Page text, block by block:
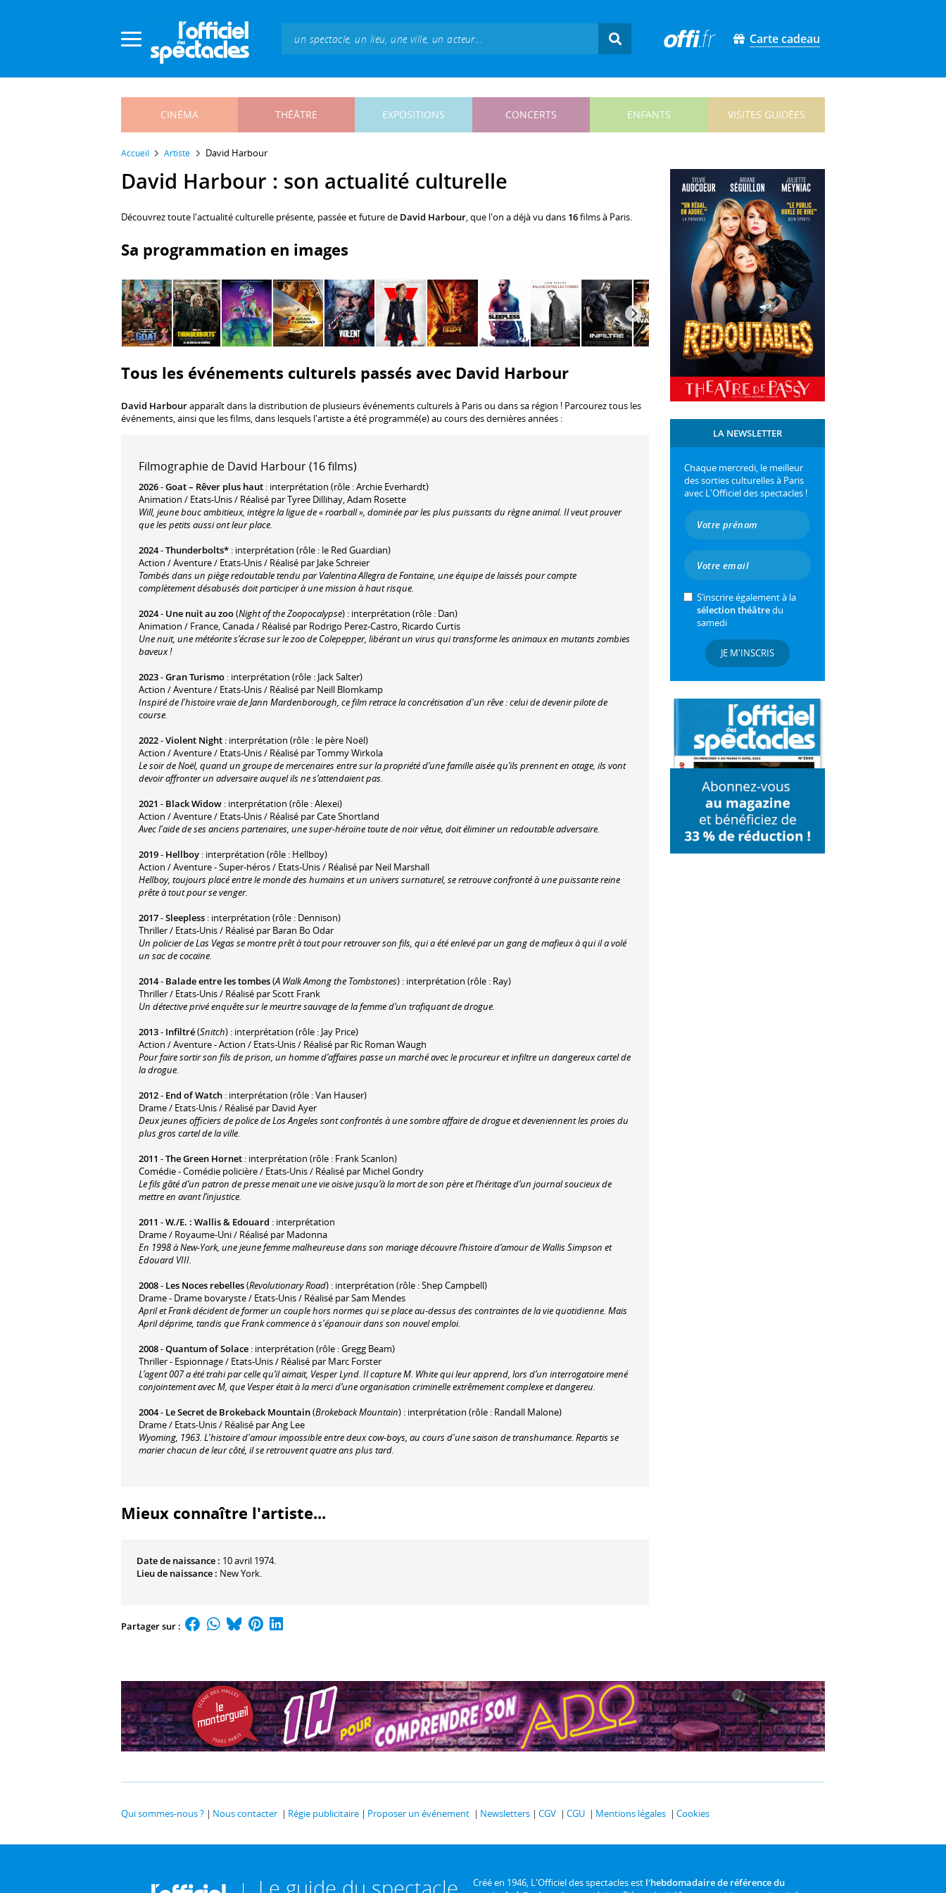
Carte cadeau
CINÉMA THÉÂTRE EXPOSITIONS CONCERTS ENFANTS VISITES GUIDÉES
Accueil Artiste David Harbour
David Harbour : son actualité culturelle
Découvrez toute l'actualité culturelle présente, passée et future de David Harbour, que l'on a déjà vu dans 16films à Paris.
Sa programmation en images
Tous les événements culturels passés avec David Harbour
David Harbourapparaît dans la distribution de plusieurs événements culturels à Paris ou dans sa région ! Parcourez tous les
événements, ainsi que les films, dans lesquels l'artiste a été programmé(e) au cours des dernières années :
Filmographie de David Harbour (16 films)
2026-Goat – Rêver plus haut : interprétation (rôle : Archie Everhardt)
Animation / Etats-Unis / Réalisé par Tyree Dillihay, Adam Rosette
Will, jeune bouc ambitieux, intègre la ligue de « roarball », dominée par les plus puissants du règne animal. Il veut prouver
que les petits aussi ont leur place.
2024-Thunderbolts* : interprétation (rôle : le Red Guardian)
Action / Aventure / Etats-Unis / Réalisé par Jake Schreier
Tombés dans un piège redoutable tendu par Valentina Allegra de Fontaine, une équipe de laissés pour compte
complètement désabusés doit participer à une mission à haut risque.
2024- Une nuit au zoo(Night of the Zoopocalypse) : interprétation (rôle : Dan)
Animation / France, Canada / Réalisé par Rodrigo Perez-Castro, Ricardo Curtis
Une nuit, une météorite s’écrase sur le zoo de Colepepper, libérant un virus qui transforme les animaux en mutants zombies
baveux !
2023-Gran Turismo : interprétation (rôle : Jack Salter)
Action / Aventure / Etats-Unis / Réalisé par Neill Blomkamp
Inspiré de l'histoire vraie de Jann Mardenborough, ce film retrace la concrétisation d'un rêve : celui de devenir pilote de
course.
2022-Violent Night : interprétation (rôle : le père Noël)
Action / Aventure / Etats-Unis / Réalisé par Tommy Wirkola
Le soir de Noël, quand un groupe de mercenaires entre sur la propriété d’une famille aisée qu’ils prennent en otage, ils vont
devoir affronter un adversaire auquel ils ne s’attendaient pas.
2021 - Black Widow : interprétation (rôle : Alexei)
Action / Aventure / Etats-Unis / Réalisé par Cate Shortland
Avec l'aide de ses anciens partenaires, une super-héroïne toute de noir vêtue, doit éliminer un redoutable adversaire.
2019- Hellboy : interprétation (rôle : Hellboy)
Action / Aventure - Super-héros / Etats-Unis / Réalisé par Neil Marshall
Hellboy, toujours placé entre le monde des humains et un univers surnaturel, se retrouve confronté à une puissante reine
prête à tout pour se venger.
2017-Sleepless : interprétation (rôle : Dennison)
Thriller / Etats-Unis / Réalisé par Baran Bo Odar
Un policier de Las Vegas se montre prêt à tout pour retrouver son fils, qui a été enlevé par un gang de mafieux à qui il a volé
un sac de cocaïne.
2014- Balade entre les tombes(A Walk Among the Tombstones) : interprétation (rôle : Ray)
Thriller / Etats-Unis / Réalisé par Scott Frank
Un détective privé enquête sur le meurtre sauvage de la femme d’un trafiquant de drogue.
2013- Infiltré(Snitch) : interprétation (rôle : Jay Price)
Action / Aventure - Action / Etats-Unis / Réalisé par Ric Roman Waugh
Pour faire sortir son fils de prison, un homme d’affaires passe un marché avec le procureur et infiltre un dangereux cartel de
la drogue.
2012- End of Watch : interprétation (rôle : Van Hauser)
Drame / Etats-Unis / Réalisé par David Ayer
Deux jeunes officiers de police de Los Angeles sont confrontés à une sombre affaire de drogue et deveniennent les proies du
plus gros cartel de la ville.
2011 -The Green Hornet : interprétation (rôle : Frank Scanlon)
Comédie - Comédie policière / Etats-Unis / Réalisé par Michel Gondry
Le fils gâté d’un patron de presse menait une vie oisive jusqu’à la mort de son père et l’héritage d’un journal soucieux de
mettre en avant l’injustice.
2011 -W./E. : Wallis & Edouard : interprétation
Drame / Royaume-Uni / Réalisé par Madonna
En 1998 à New-York, une jeune femme malheureuse dans son mariage découvre l’histoire d’amour de Wallis Simpson et
Edouard VIII.
2008- Les Noces rebelles(Revolutionary Road) : interprétation (rôle : Shep Campbell)
Drame - Drame bovaryste / Etats-Unis / Réalisé par Sam Mendes
April et Frank décident de former un couple hors normes qui se place au-dessus des contraintes de la vie quotidienne. Mais
April déprime, tandis que Frank commence à s'épanouir dans son nouvel emploi.
2008-Quantum of Solace : interprétation (rôle : Gregg Beam)
Thriller - Espionnage / Etats-Unis / Réalisé par Marc Forster
L’agent 007 a été trahi par celle qu’il aimait, Vesper Lynd. Il capture M. White qui leur apprend, lors d’un interrogatoire mené
conjointement avec M, que Vesper était à la merci d’une organisation criminelle extrêmement complexe et dangereu.
2004- Le Secret de Brokeback Mountain(Brokeback Mountain) : interprétation (rôle : Randall Malone)
Drame / Etats-Unis / Réalisé par Ang Lee
Wyoming, 1963. L'histoire d'amour impossible entre deux cow-boys, au cours d'une saison de transhumance. Repartis se
marier chacun de leur côté, il se retrouvent quatre ans plus tard.
Mieux connaître l'artiste...
Date de naissance : 10 avril 1974.
Lieu de naissance : New York.
Partager sur :
LA NEWSLETTER
Chaque mercredi, le meilleur
des sorties culturelles à Paris
avec L'Officiel des spectacles !
S’inscrire également à la
sélection théâtredu
samedi
JE M'INSCRIS
Qui sommes-nous ? Nous contacter Régie publicitaire Proposer un événement Newsletters CGV CGU Mentions légales Cookies
Créé en 1946, L'Officiel des spectacles est l'hebdomadaire de référence du